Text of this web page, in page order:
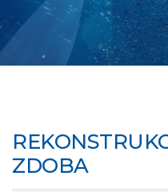
ZDOBA